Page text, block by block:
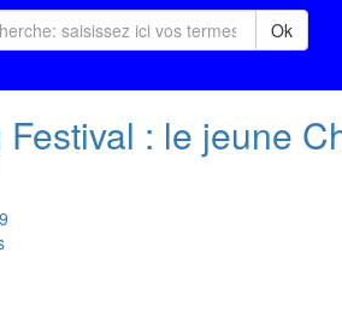
Ok
: le jeune